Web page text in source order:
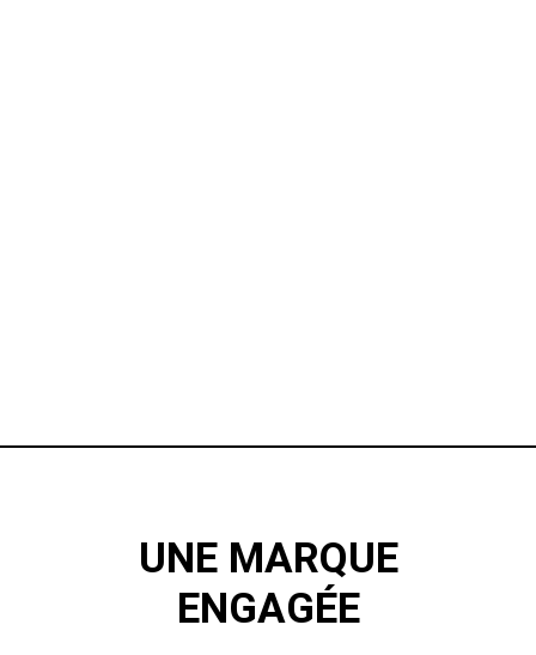
UNE MARQUE
ENGAGÉE